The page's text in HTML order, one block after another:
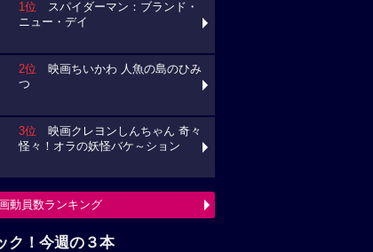
1位 スパイダーマン：ブランド・
ニュー・デイ
2位 映画ちいかわ 人魚の島のひみ
つ
3位 映画クレヨンしんちゃん 奇々
怪々！オラの妖怪バケ～ション
動員数ランキング
ク！今週の３本